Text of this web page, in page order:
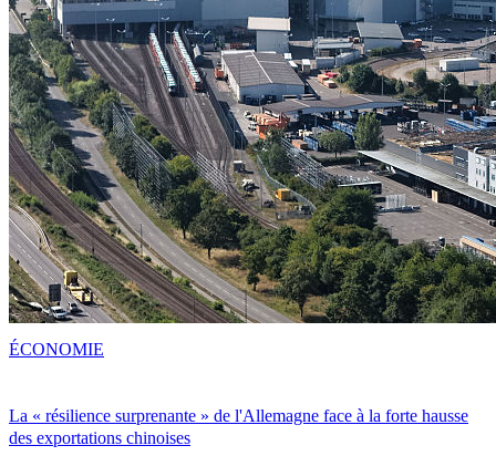
La « résilience surprenante » de l'Allemagne face à la forte hausse
des exportations chinoises
ÉCONOMIE